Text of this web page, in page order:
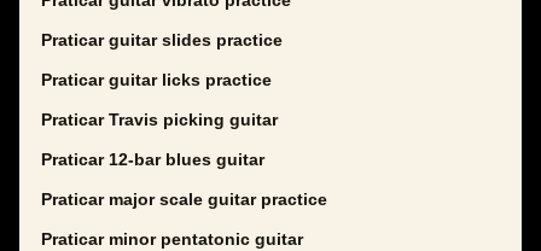
Praticar guitar slides practice
Praticar guitar licks practice
Praticar Travis picking guitar
Praticar 12-bar blues guitar
Praticar major scale guitar practice
Praticar minor pentatonic guitar